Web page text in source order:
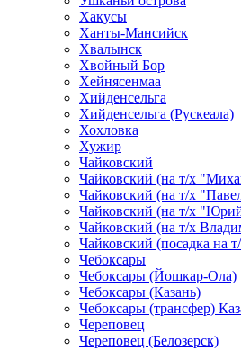
Хакусы
Ханты-Мансийск
Хвалынск
Хвойный Бор
Хейнясенмаа
Хийденсельга
Хийденсельга (Рускеала)
Хохловка
Хужир
Чайковский
Чайковский (на т/х
Чайковский (на т/х
Чайковский (на т/х
Чайковский (на т/х
Чайковский (посадка на
Чебоксары
Чебоксары (Йошкар-Ола)
Чебоксары (Казань)
Чебоксары (трансфер)
Череповец
Череповец (Белозерск)